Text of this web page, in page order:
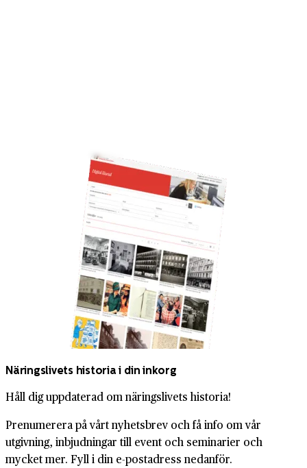
Näringslivets historia i din inkorg
Håll dig uppdaterad om näringslivets historia!
Prenumerera på vårt nyhetsbrev och få info om vår
utgivning, inbjudningar till event och seminarier och
mycket mer. Fyll i din e-postadress nedanför.